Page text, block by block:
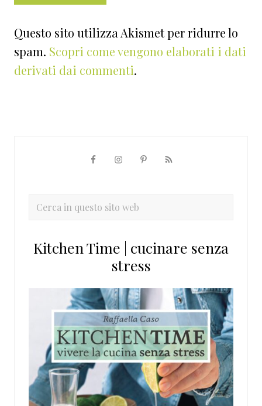
Questo sito utilizza Akismet per ridurre lo
spam. Scopri come vengono elaborati i dati
derivati dai commenti.
primaria
Cerca
sito
Kitchen Time | cucinare senza
stress